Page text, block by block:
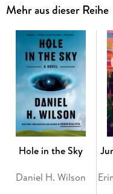
On the right side of the
your typical street
and carries a gun. His
complete with Wi-Fi, a
chairs. He has no firm,
his heavily armed
Sebastian defends
drug-addled, tattooed
vicious crime lord on
Mehr aus dieser Reihe
Hole in the Sky
Daniel H. Wilson